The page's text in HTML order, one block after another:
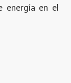
energía en el